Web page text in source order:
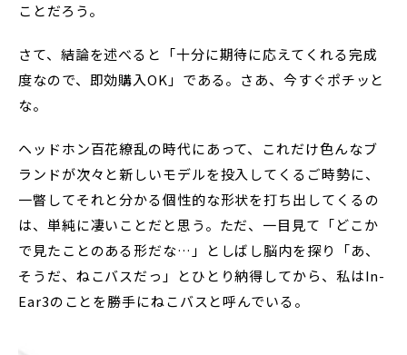
ことだろう。
さて、結論を述べると「十分に期待に応えてくれる完成
度なので、即効購入OK」である。さあ、今すぐポチッと
な。
ヘッドホン百花繚乱の時代にあって、これだけ色んなブ
ランドが次々と新しいモデルを投入してくるご時勢に、
一瞥してそれと分かる個性的な形状を打ち出してくるの
は、単純に凄いことだと思う。ただ、一目見て「どこか
で見たことのある形だな…」としばし脳内を探り「あ、
そうだ、ねこバスだっ」とひとり納得してから、私はIn-
Ear3のことを勝手にねこバスと呼んでいる。